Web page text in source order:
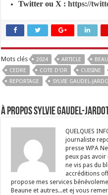
Twitter ou X :https://
Mots clés 2024 ARTICLE
CEDRE
COTE D'OR CUISINE
REPORTAGE
SYLVIE GAUDEL-
À propos Sylvie GAUDEL-
QUELQUES
journaliste
presse WPA
peux pas avoir
ne vis pas du
accréditions
propose mes services
Beaune et autres...et ej vous